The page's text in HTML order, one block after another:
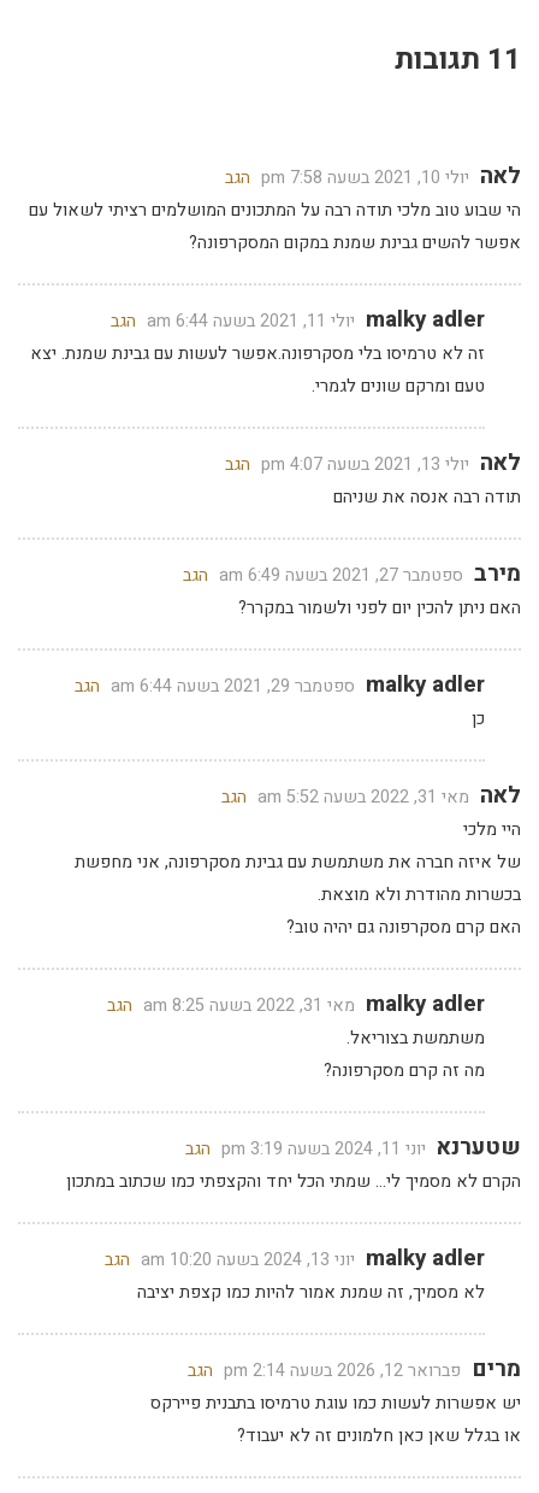
11 תגובות
לאה יולי 10, 2021 בשעה 7:58 pm
הגב
הי שבוע טוב מלכי תודה רבה על המתכונים המושלמים רציתי לשאול עם
אפשר להשים גבינת שמנת במקום המסקרפונה?
malky adler יולי 11, 2021 בשעה 6:44 am
הגב
זה לא טרמיסו בלי מסקרפונה.אפשר לעשות עם גבינת שמנת. יצא
טעם ומרקם שונים לגמרי.
לאה יולי 13, 2021 בשעה 4:07 pm
הגב
תודה רבה אנסה את שניהם
מירב ספטמבר 27, 2021 בשעה 6:49 am
הגב
האם ניתן להכין יום לפני ולשמור במקרר?
malky adler ספטמבר 29, 2021 בשעה 6:44 am
הגב
כן
לאה מאי 31, 2022 בשעה 5:52 am
הגב
היי מלכי
של איזה חברה את משתמשת עם גבינת מסקרפונה, אני מחפשת
בכשרות מהודרת ולא מוצאת.
האם קרם מסקרפונה גם יהיה טוב?
malky adler מאי 31, 2022 בשעה 8:25 am
הגב
משתמשת בצוריאל.
מה זה קרם מסקרפונה?
שטערנא יוני 11, 2024 בשעה 3:19 pm
הגב
הקרם לא מסמיך לי… שמתי הכל יחד והקצפתי כמו שכתוב במתכון
malky adler יוני 13, 2024 בשעה 10:20 am
הגב
לא מסמיך, זה שמנת אמור להיות כמו קצפת יציבה
מרים פברואר 12, 2026 בשעה 2:14 pm
הגב
יש אפשרות לעשות כמו עוגת טרמיסו בתבנית פיירקס
או בגלל שאן כאן חלמונים זה לא יעבוד?